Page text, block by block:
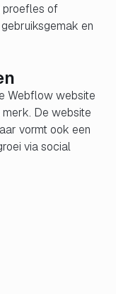
proefles of
en
Webflow website
De website
vormt ook een
via social